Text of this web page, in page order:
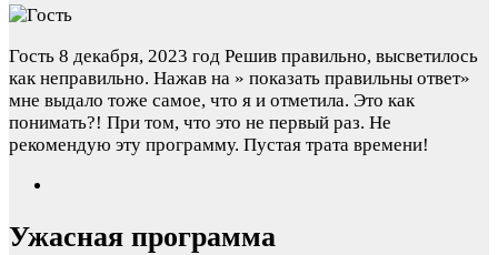
Гость 8 декабря, 2023 год Решив правильно, высветилось
как неправильно. Нажав на » показать правильны ответ»
мне выдало тоже самое, что я и отметила. Это как
понимать?! При том, что это не первый раз. Не
рекомендую эту программу. Пустая трата времени!
Ужасная программа